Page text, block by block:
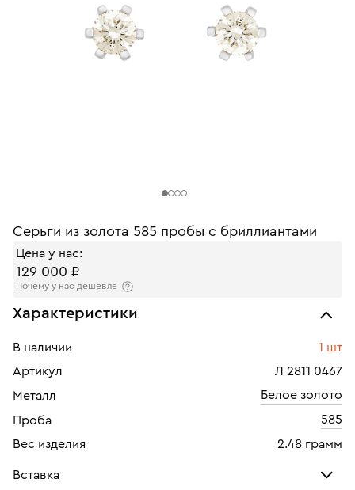
Серьги из золота 585 пробы с бриллиантами
Цена у нас:
129 000 ₽
Почему у нас дешевле
Характеристики
В наличии
1 шт
Артикул
Л 2811 0467
Металл
Белое золото
Проба
585
Вес изделия
2.48 грамм
Вставка